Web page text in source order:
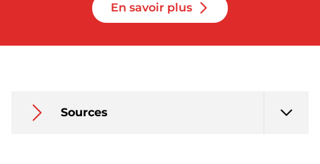
En savoir plus
Sources